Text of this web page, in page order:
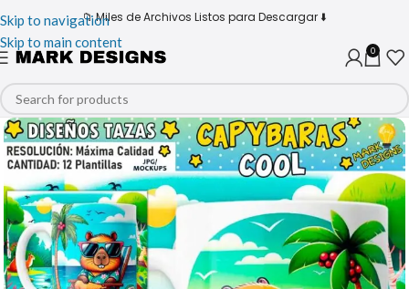
Skip to navigation
Skip to main content
📁 Miles de Archivos Listos para Descargar ⬇️
0